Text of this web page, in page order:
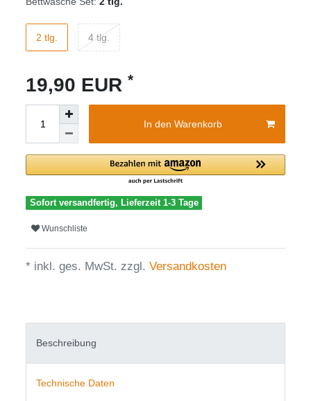
2 tlg. 4 tlg.
19,90 EUR*
In den Warenkorb
Sofort versandfertig, Lieferzeit 1-3 Tage
Wunschliste
* inkl. ges. MwSt. zzgl. Versandkosten
Beschreibung
Technische Daten